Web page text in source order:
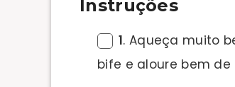
Instruções
1. Aqueça muito
bife e aloure bem